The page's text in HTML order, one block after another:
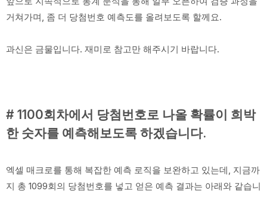
거쳐가며, 좀 더 당첨번호 예측도를 올려보도록 할께요.
과신은 금물입니다. 재미로 참고만 해주시기 바랍니다.
# 1100회차에서 당첨번호로 나올 확률이 희박
한 숫자를 예측해보도록 하겠습니다.
엑셀 매크로를 통해 복잡한 예측 로직을 보완하고 있는데, 지금까
지 총 1099회의 당첨번호를 넣고 얻은 예측 결과는 아래와 같습니